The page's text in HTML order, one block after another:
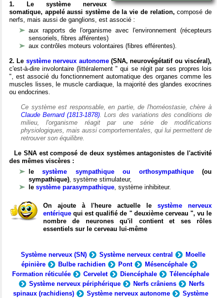
1. Le système nerveux
somatique, appelé aussi système de la vie de relation, composé de
nerfs, mais aussi de ganglions, est associé :
aux rapports de l'organisme avec l'environnement (récepteurs
sensoriels, fibres afférentes)
aux contrôles moteurs volontaires (fibres efférentes).
2. Le système nerveux autonome(SNA, neurovégétatif ou viscéral),
c'est-à-dire involontaire (littéralement " qui se régit par ses propres lois
", est associé du fonctionnement automatique des organes comme les
muscles lisses, le muscle cardiaque, la majorité des glandes exocrines
ou endocrines.
Ce système est responsable, en partie, de l'homéostasie, chère à
Claude Bernard (1813-1878). Lors des variations des conditions de
milieu, l'organisme réagit par une série de modifications
physiologiques, mais aussi comportementales, qui lui permettent de
retrouver son équilibre.
Le SNA est composé de deux systèmes antagonistes de l'activité
des mêmes viscères :
lesystème sympathique ou orthosympathique(ou
sympathique), système stimulateur,
le système parasympathique, système inhibiteur.
On ajoute à l'heure actuelle le système nerveux
entérique qui est qualifié de " deuxième cerveau ", vu le
nombre de neurones qu'il contient et ses rôles
essentiels sur le cerveau lui-même
Système nerveux (SN) Système nerveux central
Moelle
épinière
Bulbe rachidien Pont
Mésencéphale
Formation réticulée
Cervelet Diencéphale
Télencéphale
Système nerveux périphérique
Nerfs crâniens
Nerfs
spinaux (rachidiens)
Système nerveux autonome
Système